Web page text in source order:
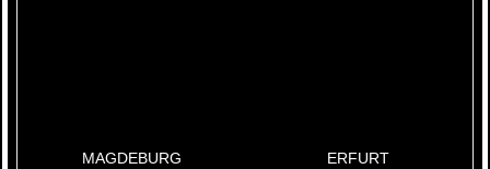
MAGDEBURG ERFURT